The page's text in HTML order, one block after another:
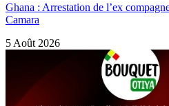
Ghana : Arrestation de l’ex
Camara
5 Août 2026